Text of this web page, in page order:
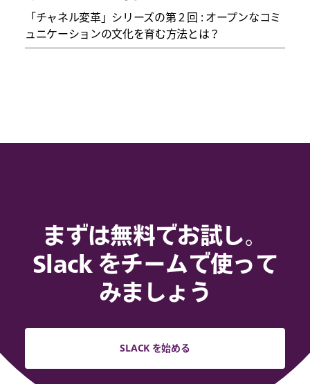
「チャネル変革」シリーズの第 2 回 : オープンなコミ
ュニケーションの文化を育む方法とは？
まずは無料でお試し。
Slack をチームで使って
みましょう
SLACK を始める